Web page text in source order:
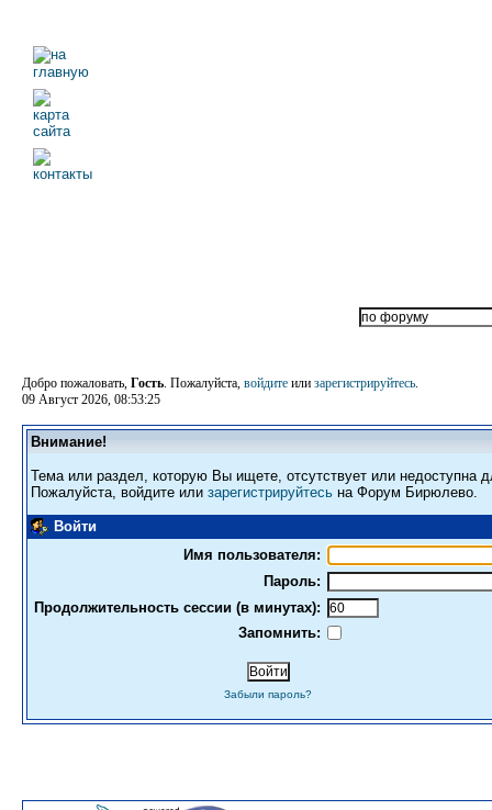
Добро пожаловать, Гость. Пожалуйста, войдите или зарегистрируйтесь.
09 Август 2026, 08:53:25
Внимание!
Тема или раздел, которую Вы ищете, отсутствует или недоступна
Пожалуйста, войдите или зарегистрируйтесь на Форум Бирюлево.
Войти
Имя пользователя:
Пароль:
Продолжительность сессии (в минутах):
Запомнить:
Забыли пароль?